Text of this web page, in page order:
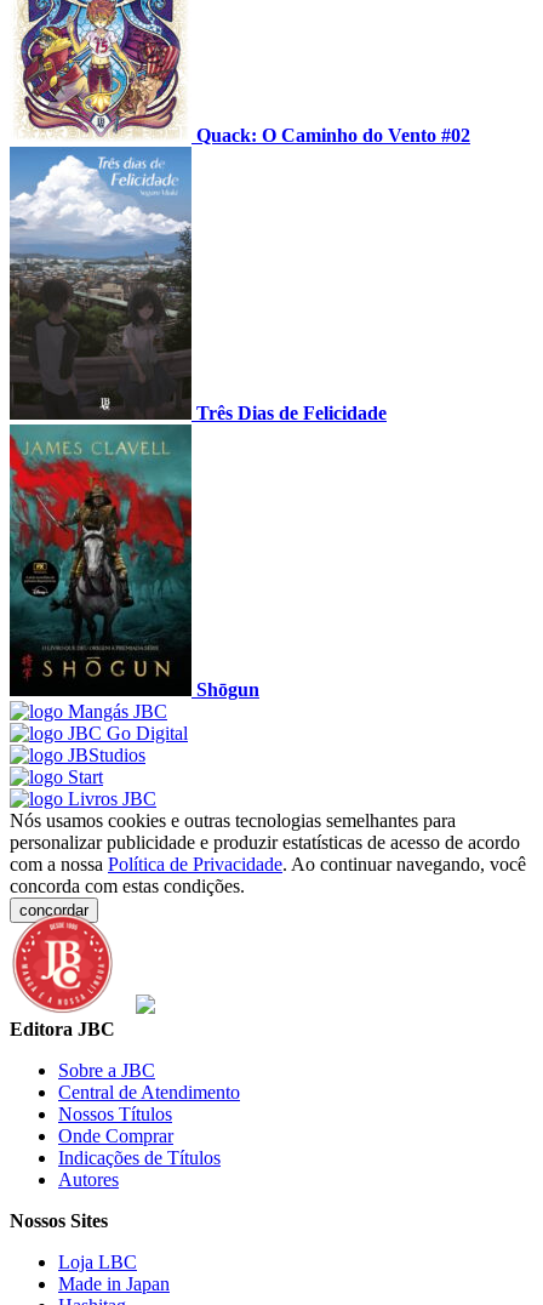
Quack: O Caminho do Vento #02
Três Dias de Felicidade
Shōgun
Nós usamos cookies e outras tecnologias semelhantes para
personalizar publicidade e produzir estatísticas de acesso de acordo
com a nossa Política de Privacidade. Ao continuar navegando, você
concorda com estas condições.
concordar
Editora JBC
Sobre a JBC
Central de Atendimento
Nossos Títulos
Onde Comprar
Indicações de Títulos
Autores
Nossos Sites
Loja LBC
Made in Japan